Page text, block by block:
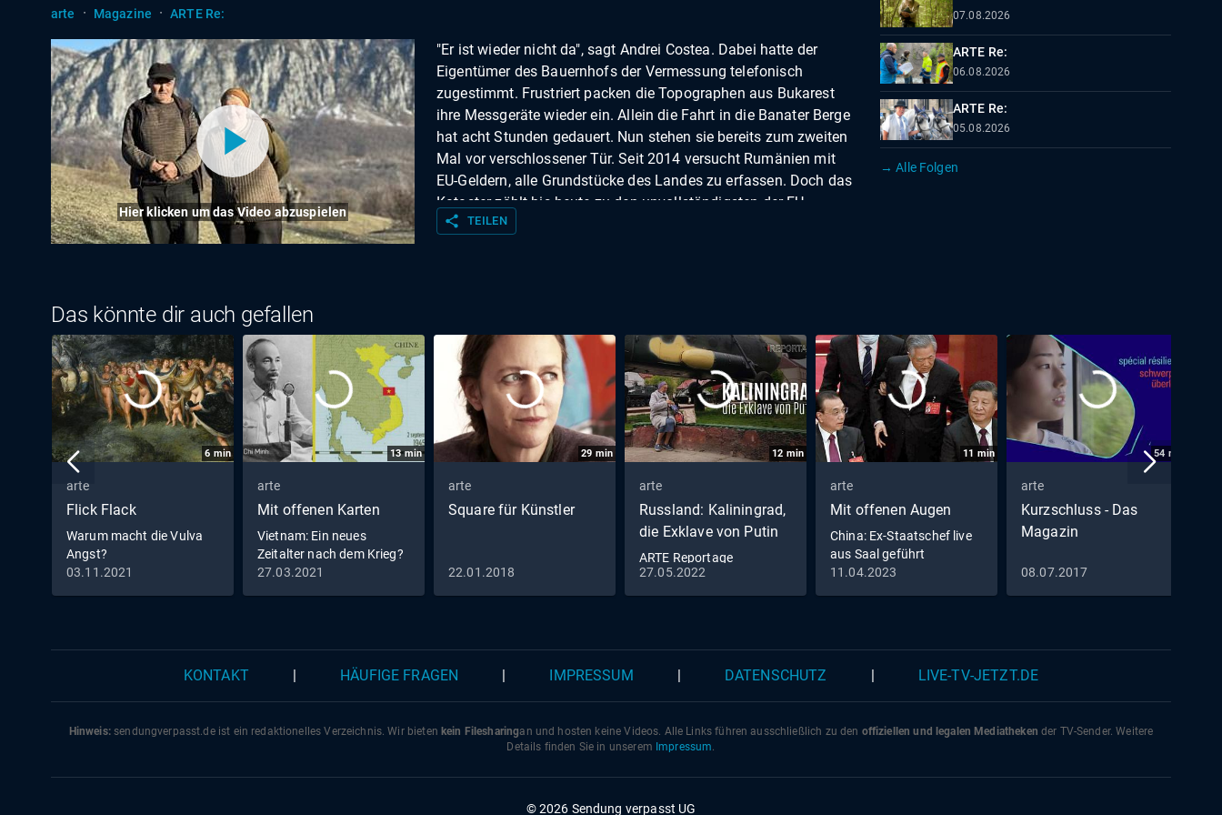
arte · Magazine · ARTE Re:
Hier klicken um das Video abzuspielen
"Er ist wieder nicht da", sagt Andrei Costea. Dabei hatte der
Eigentümer des Bauernhofs der Vermessung telefonisch
zugestimmt. Frustriert packen die Topographen aus Bukarest
ihre Messgeräte wieder ein. Allein die Fahrt in die Banater Berge
hat acht Stunden gedauert. Nun stehen sie bereits zum zweiten
Mal vor verschlossener Tür. Seit 2014 versucht Rumänien mit
EU-Geldern, alle Grundstücke des Landes zu erfassen. Doch das
Kataster zählt bis heute zu den unvollständigsten der EU.
Besonders in den entlegenen Bergregionen gibt es große Lücken.
politischen Auftrag kämen und ihr Land wegnehmen wollen", so
Topograph Andrei. "Dabei wollen wir doch nur unsere Kataster-
Arbeit machen!".Einer, der beide Welten kennt, ist Luca Cionca.
Der 65-Jährige lebt mit seiner Frau Maria in der Bergsiedlung
Inelet, erreichbar nur durch einen zweistündigen Fußmarsch und
über eine steile Leiter. Luca kennt jeden Baum auf seinem 13
Hektar großen Grundstück, doch auf dem Papier existierte sein
Besitz lange nicht. "Man hat geerbt und wusste einfach, was
einem gehört", erklärt Luca Cionca, "aber man hatte kein
Dokument, keinen Grundbucheintrag". Ursprünglich wollte
Rumänien bereits 2024 ein vollständiges Kataster haben. Auch
die neue Frist bis 2027 ist ambitioniert. Den Topographen geht
es nicht nur ums Vermessen, sondern auch ums Vertrauen der
share TEILEN
07.08.2026
ARTE Re:
06.08.2026
ARTE Re:
05.08.2026
→ Alle Folgen
Das könnte dir auch gefallen
6 min
arte
Flick Flack
Warum macht die Vulva
Angst?
03.11.2021
13min
arte
Mit offenen Karten
Vietnam: Ein neues
Zeitalter nach dem Krieg?
27.03.2021
29 min
arte
Square für Künstler
22.01.2018
12 min
arte
Russland: Kaliningrad,
die Exklave von Putin
ARTE Reportage
27.05.2022
11 min
arte
Mit offenen Augen
China: Ex-Staatschef live
aus Saal geführt
11.04.2023
54 min
arte
Kurzschluss - Das
Magazin
08.07.2017
KONTAKT HÄUFIGE FRAGEN IMPRESSUM DATENSCHUTZ LIVE-TV-JETZT.DE
Hinweis:sendungverpasst.deist ein redaktionelles Verzeichnis. Wir bieten kein Filesharingan und hosten keine Videos. Alle Links führen ausschließlich zu den offiziellen und legalen Mediatheken der TV-Sender. Weitere
Details finden Sie in unserem Impressum.
© 2026 Sendung verpasst UG